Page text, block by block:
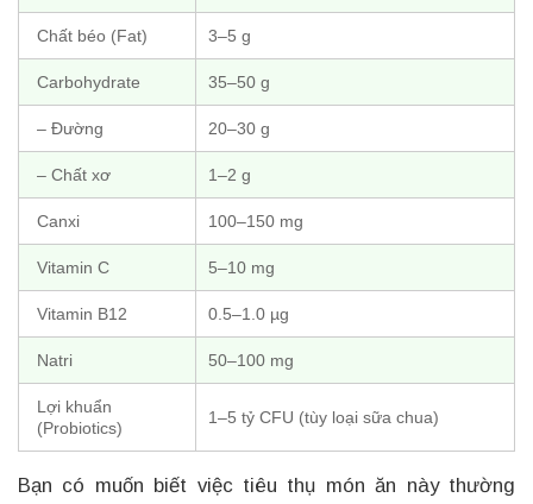
Chất béo (Fat) 3–5 g
Carbohydrate 35–50 g
– Đường 20–30 g
– Chất xơ 1–2 g
Canxi 100–150 mg
Vitamin C 5–10 mg
Vitamin B12 0.5–1.0 µg
Natri 50–100 mg
Lợi khuẩn
(Probiotics)
1–5 tỷ CFU (tùy loại sữa chua)
Bạn có muốn biết việc tiêu thụ món ăn này thường